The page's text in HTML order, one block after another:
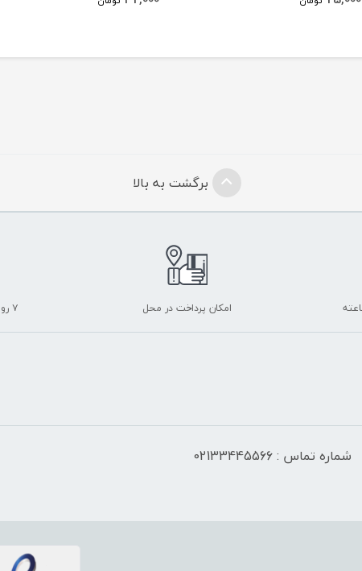
برگشت به بالا
امکان پرداخت در محل ۷ روز ضمانت بازگشت
شماره تماس : 02133445566